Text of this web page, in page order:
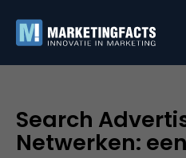
Search
Netwerken: